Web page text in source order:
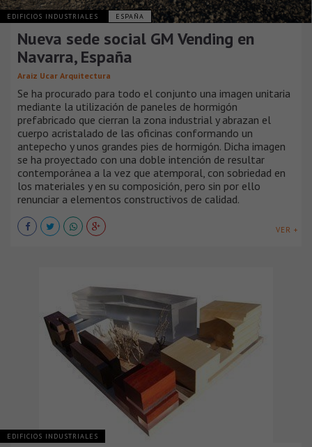
EDIFICIOS INDUSTRIALES ESPAÑA
Nueva sede social GM Vending en
Navarra, España
Araiz Ucar Arquitectura
Se ha procurado para todo el conjunto una imagen unitaria
mediante la utilización de paneles de hormigón
prefabricado que cierran la zona industrial y abrazan el
cuerpo acristalado de las oficinas conformando un
antepecho y unos grandes pies de hormigón. Dicha imagen
se ha proyectado con una doble intención de resultar
contemporánea a la vez que atemporal, con sobriedad en
los materiales y en su composición, pero sin por ello
renunciar a elementos constructivos de calidad.
VER +
EDIFICIOS INDUSTRIALES